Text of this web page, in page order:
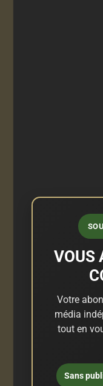
VOUS
Votre
média
tout en
Sans